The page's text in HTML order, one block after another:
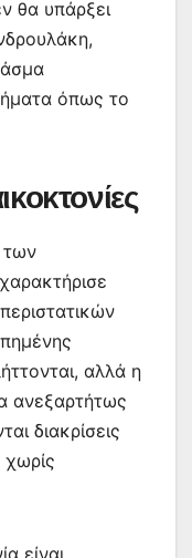
θα υπάρξει
όπως το
των
αλλά η
ανεξαρτήτως
διακρίσεις
χωρίς